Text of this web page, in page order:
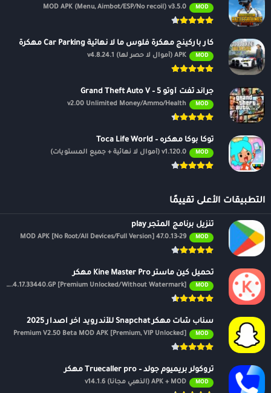
MOD
MOD APK (Menu, Aimbot/ESP/No recoil) v3.5.0
كار باركينج مهكرة فلوس ما لا نهائية Car Parking مهكرة
MOD APK (أموال لا حصر لها) v4.8.24.1
جراند ثفت أوتو 5 – Grand Theft Auto V
MOD
v2.00 Unlimited Money/Ammo/Health
توكا بوكا مهكره – Toca Life World
MOD v1.120.0 (أموال لا نهائية + جميع المستويات)
التطبيقات الأعلى تقييمًا
تنزيل برنامج المتجر play
MOD
47.0.13-29 MOD APK [No Root/All Devices/Full Version]
تحميل كين ماستر Kine Master Pro مهكر
MOD
APK v7.4.17.33440.GP [Premium Unlocked/Without Watermark]
سناب شات مهكر Snapchat للأندرويد اخر اصدار 2025
MOD
Premium V2.50 Beta MOD APK [Premium, VIP Unlocked]
تروكولر بريميوم جولد – Truecaller pro مهكر
MOD APK + MOD (الذهبي مجانًا) v14.1.6